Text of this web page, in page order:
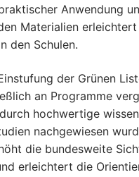
Anwendung
Materialien
den Schulen.
der Grünen
an Programme
hochwertige
nachgewiesen
die bundesweite
erleichtert die